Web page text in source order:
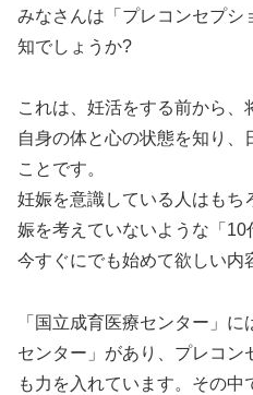
みなさんは「プレコンセプシ
知でしょうか?
これは、妊活をする前から
自身の体と心の状態を知り、
ことです。
妊娠を意識している人はもち
娠を考えていないような「
今すぐにでも始めて欲しい内
「国立成育医療センター」
センター」があり、プレコン
も力を入れています。その